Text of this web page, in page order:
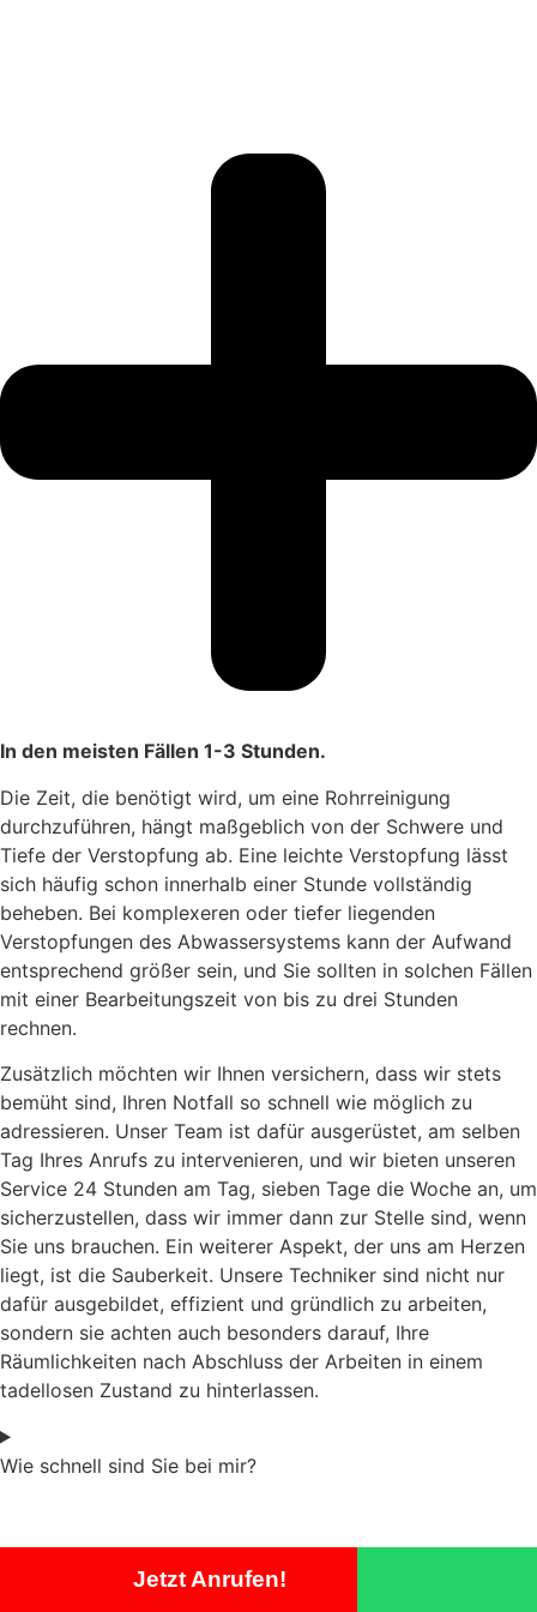
In den meisten Fällen 1-3 Stunden.
Die Zeit, die benötigt wird, um eine Rohrreinigung
durchzuführen, hängt maßgeblich von der Schwere und
Tiefe der Verstopfung ab. Eine leichte Verstopfung lässt
sich häufig schon innerhalb einer Stunde vollständig
beheben. Bei komplexeren oder tiefer liegenden
Verstopfungen des Abwassersystems kann der Aufwand
entsprechend größer sein, und Sie sollten in solchen Fällen
mit einer Bearbeitungszeit von bis zu drei Stunden
rechnen.
Zusätzlich möchten wir Ihnen versichern, dass wir stets
bemüht sind, Ihren Notfall so schnell wie möglich zu
adressieren. Unser Team ist dafür ausgerüstet, am selben
Tag Ihres Anrufs zu intervenieren, und wir bieten unseren
Service 24 Stunden am Tag, sieben Tage die Woche an, um
sicherzustellen, dass wir immer dann zur Stelle sind, wenn
Sie uns brauchen. Ein weiterer Aspekt, der uns am Herzen
liegt, ist die Sauberkeit. Unsere Techniker sind nicht nur
dafür ausgebildet, effizient und gründlich zu arbeiten,
sondern sie achten auch besonders darauf, Ihre
Räumlichkeiten nach Abschluss der Arbeiten in einem
tadellosen Zustand zu hinterlassen.
Wie schnell sind Sie bei mir?
Jetzt Anrufen!